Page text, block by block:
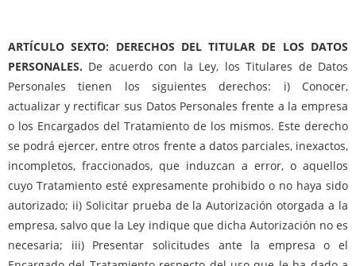
ARTÍCULO SEXTO: DERECHOS DEL TITULAR DE LOS DATOS
PERSONALES. De acuerdo con la Ley, los Titulares de Datos
Personales tienen los siguientes derechos: i) Conocer,
actualizar y rectificar sus Datos Personales frente a la empresa
o los Encargados del Tratamiento de los mismos. Este derecho
se podrá ejercer, entre otros frente a datos parciales, inexactos,
incompletos, fraccionados, que induzcan a error, o aquellos
cuyo Tratamiento esté expresamente prohibido o no haya sido
autorizado; ii) Solicitar prueba de la Autorización otorgada a la
empresa, salvo que la Ley indique que dicha Autorización no es
necesaria; iii) Presentar solicitudes ante la empresa o el